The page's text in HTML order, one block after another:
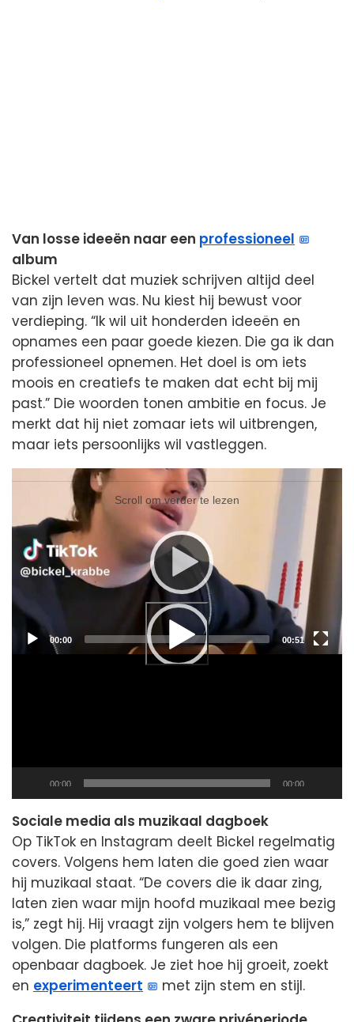
Van losse ideeën naar een professioneel
album
Bickel vertelt dat muziek schrijven altijd deel
van zijn leven was. Nu kiest hij bewust voor
verdieping. “Ik wil uit honderden ideeën en
opnames een paar goede kiezen. Die ga ik dan
professioneel opnemen. Het doel is om iets
moois en creatiefs te maken dat echt bij mij
past.” Die woorden tonen ambitie en focus. Je
merkt dat hij niet zomaar iets wil uitbrengen,
maar iets persoonlijks wil vastleggen.
Videospeler
Videospeler
Scroll om verder te lezen
Current
time
00:00
Total
duration
00:51
Current
00:00
Total
00:00
Sociale media als muzikaal dagboek
Op TikTok en Instagram deelt Bickel regelmatig
covers. Volgens hem laten die goed zien waar
hij muzikaal staat. “De covers die ik daar zing,
laten zien waar mijn hoofd muzikaal mee bezig
is,” zegt hij. Hij vraagt zijn volgers hem te blijven
volgen. Die platforms fungeren als een
openbaar dagboek. Je ziet hoe hij groeit, zoekt
en experimenteert
met zijn stem en stijl.